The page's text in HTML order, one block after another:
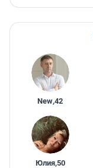
New,42
Юлия,50